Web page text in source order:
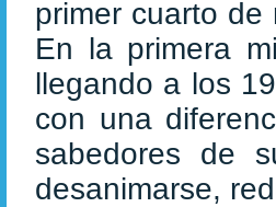
primer cuarto
En la primera
llegando a los
con una
sabedores de
desanimarse,